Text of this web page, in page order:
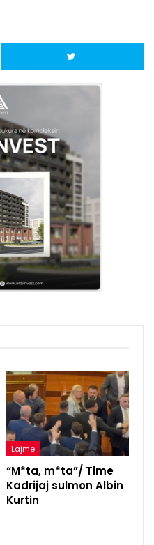
Lajme
“M*ta, m*ta”/ Time
Kadrijaj sulmon Albin
Kurtin